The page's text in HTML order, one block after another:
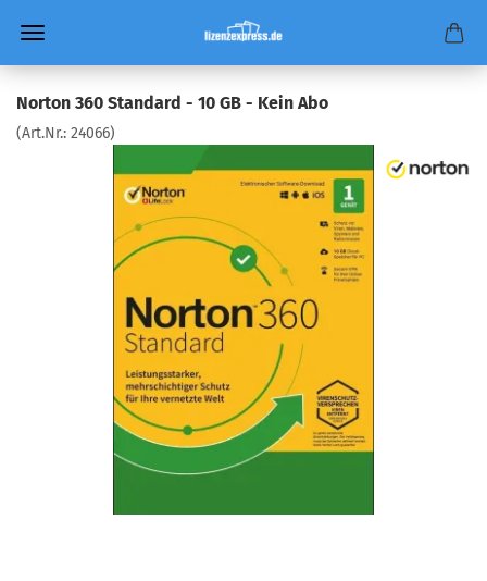
Norton 360 Standard - 10 GB - Kein Abo
(Art.Nr.: 24066)